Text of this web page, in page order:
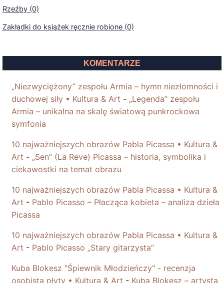
Rzeźby (0)
Zakładki do książek ręcznie robione (0)
KOMENTARZE
„Niezwyciężony” zespołu Armia – hymn niezłomności i
duchowej siły • Kultura & Art - „Legenda” zespołu
Armia – unikalna na skalę światową punkrockowa
symfonia
10 najważniejszych obrazów Pabla Picassa • Kultura &
Art - „Sen” (La Reve) Picassa – historia, symbolika i
ciekawostki na temat obrazu
10 najważniejszych obrazów Pabla Picassa • Kultura &
Art - Pablo Picasso – Płacząca kobieta – analiza dzieła
Picassa
10 najważniejszych obrazów Pabla Picassa • Kultura &
Art - Pablo Picasso „Stary gitarzysta”
Kuba Blokesz "Śpiewnik Młodzieńczy" - recenzja
osobista płyty • Kultura & Art - Kuba Blokesz – artysta